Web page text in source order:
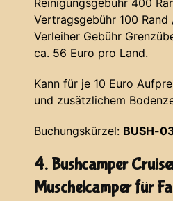
Reinigungsgebühr 400
Vertragsgebühr 100
Verleiher Gebühr
ca. 56 Euro pro Land.
Kann für je 10 Euro
und zusätzlichem
Buchungskürzel: BUSH-
4. Bushcamper
Muschelcamper für